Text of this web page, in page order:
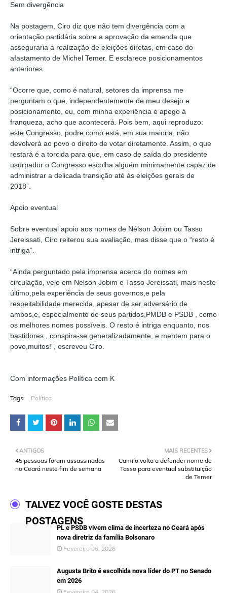
Sem divergência
Na postagem, Ciro diz que não tem divergência com a
orientação partidária sobre a aprovação da emenda que
asseguraria a realização de eleições diretas, em caso do
afastamento de Michel Temer. E esclarece posicionamentos
anteriores.
“Ocorre que, como é natural, setores da imprensa me
perguntam o que, independentemente de meu desejo e
posicionamento, eu, com minha experiência e apego à
franqueza, acho que acontecerá. Pois bem, aqui reproduzo:
este Congresso, podre como está, em sua maioria, não
devolverá ao povo o direito de votar diretamente. Assim, o que
restará é a torcida para que, em caso de saída do presidente
usurpador o Congresso escolha alguém minimamente capaz de
administrar a delicada transição até às eleições gerais de
2018”.
Apoio eventual
Sobre eventual apoio aos nomes de Nélson Jobim ou Tasso
Jereissati, Ciro reiterou sua avaliação, mas disse que o “resto é
intriga”.
“Ainda perguntado pela imprensa acerca do nomes em
circulação, vejo em Nelson Jobim e Tasso Jereissati, mais neste
último,pela experiência de seus governos,e pela
respeitabilidade merecida, apesar de ser adversário de
ambos,e, especialmente de seus partidos,PMDB e PSDB , como
os melhores nomes possíveis. O resto é intriga enquanto, nos
bastidores , conspira-se generalizadamente, e mentem para o
povo,muitos!”, escreveu Ciro.
Com informações Política com K
Tags: Política
MAIS RECENTES
Camilo volta a defender nome de
Tasso para eventual substituição
de Temer
ANTIGOS
45 pessoas foram assassinadas
no Ceará neste fim de semana
TALVEZ VOCÊ GOSTE DESTAS
POSTAGENS
PL e PSDB vivem clima de incerteza no Ceará após
nova diretriz da família Bolsonaro
Fevereiro 06, 2026
Augusta Brito é escolhida nova líder do PT no Senado
em 2026